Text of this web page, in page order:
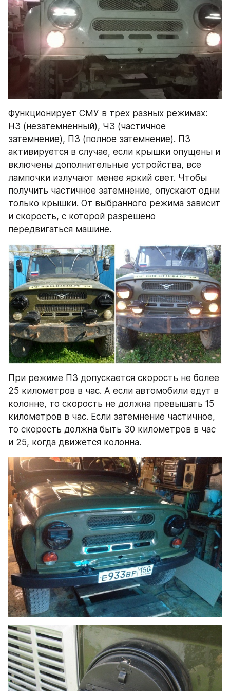
Функционирует СМУ в трех разных режимах:
НЗ (незатемненный), ЧЗ (частичное
затемнение), ПЗ (полное затемнение). ПЗ
активируется в случае, если крышки опущены и
включены дополнительные устройства, все
лампочки излучают менее яркий свет. Чтобы
получить частичное затемнение, опускают одни
только крышки. От выбранного режима зависит
и скорость, с которой разрешено
передвигаться машине.
При режиме ПЗ допускается скорость не более
25 километров в час. А если автомобили едут в
колонне, то скорость не должна превышать 15
километров в час. Если затемнение частичное,
то скорость должна быть 30 километров в час
и 25, когда движется колонна.